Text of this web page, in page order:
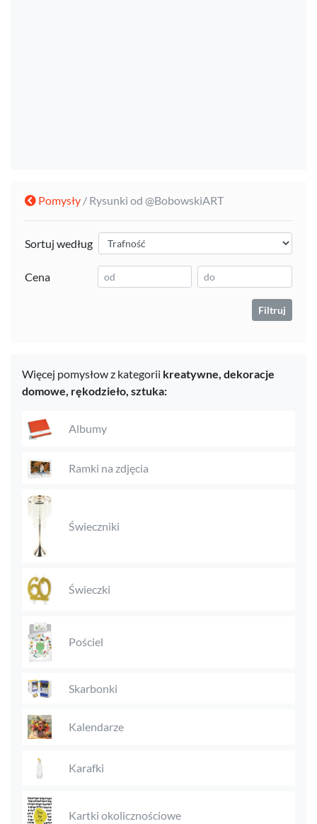
Pomysły / Rysunki od @BobowskiART
Sortuj według
Cena
Filtruj
Więcej pomysłow z kategorii kreatywne, dekoracje
domowe, rękodzieło, sztuka:
Albumy
Ramki na zdjęcia
Świeczniki
Świeczki
Pościel
Skarbonki
Kalendarze
Karafki
Kartki okolicznościowe